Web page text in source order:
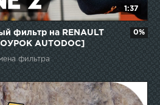
1:37
фильтр на RENAULT
AUTODOC]
фильтра
0%